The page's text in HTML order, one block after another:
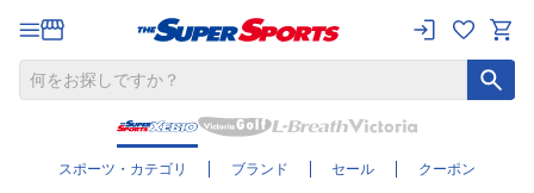
スポーツ・カテゴリ ブランド セール クーポン